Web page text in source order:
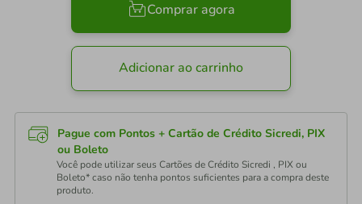
Comprar agora
Adicionar ao carrinho
Pague com Pontos + Cartão de Crédito Sicredi, PIX
ou Boleto
Você pode utilizar seus Cartões de Crédito Sicredi , PIX ou
Boleto* caso não tenha pontos suficientes para a compra deste
produto.